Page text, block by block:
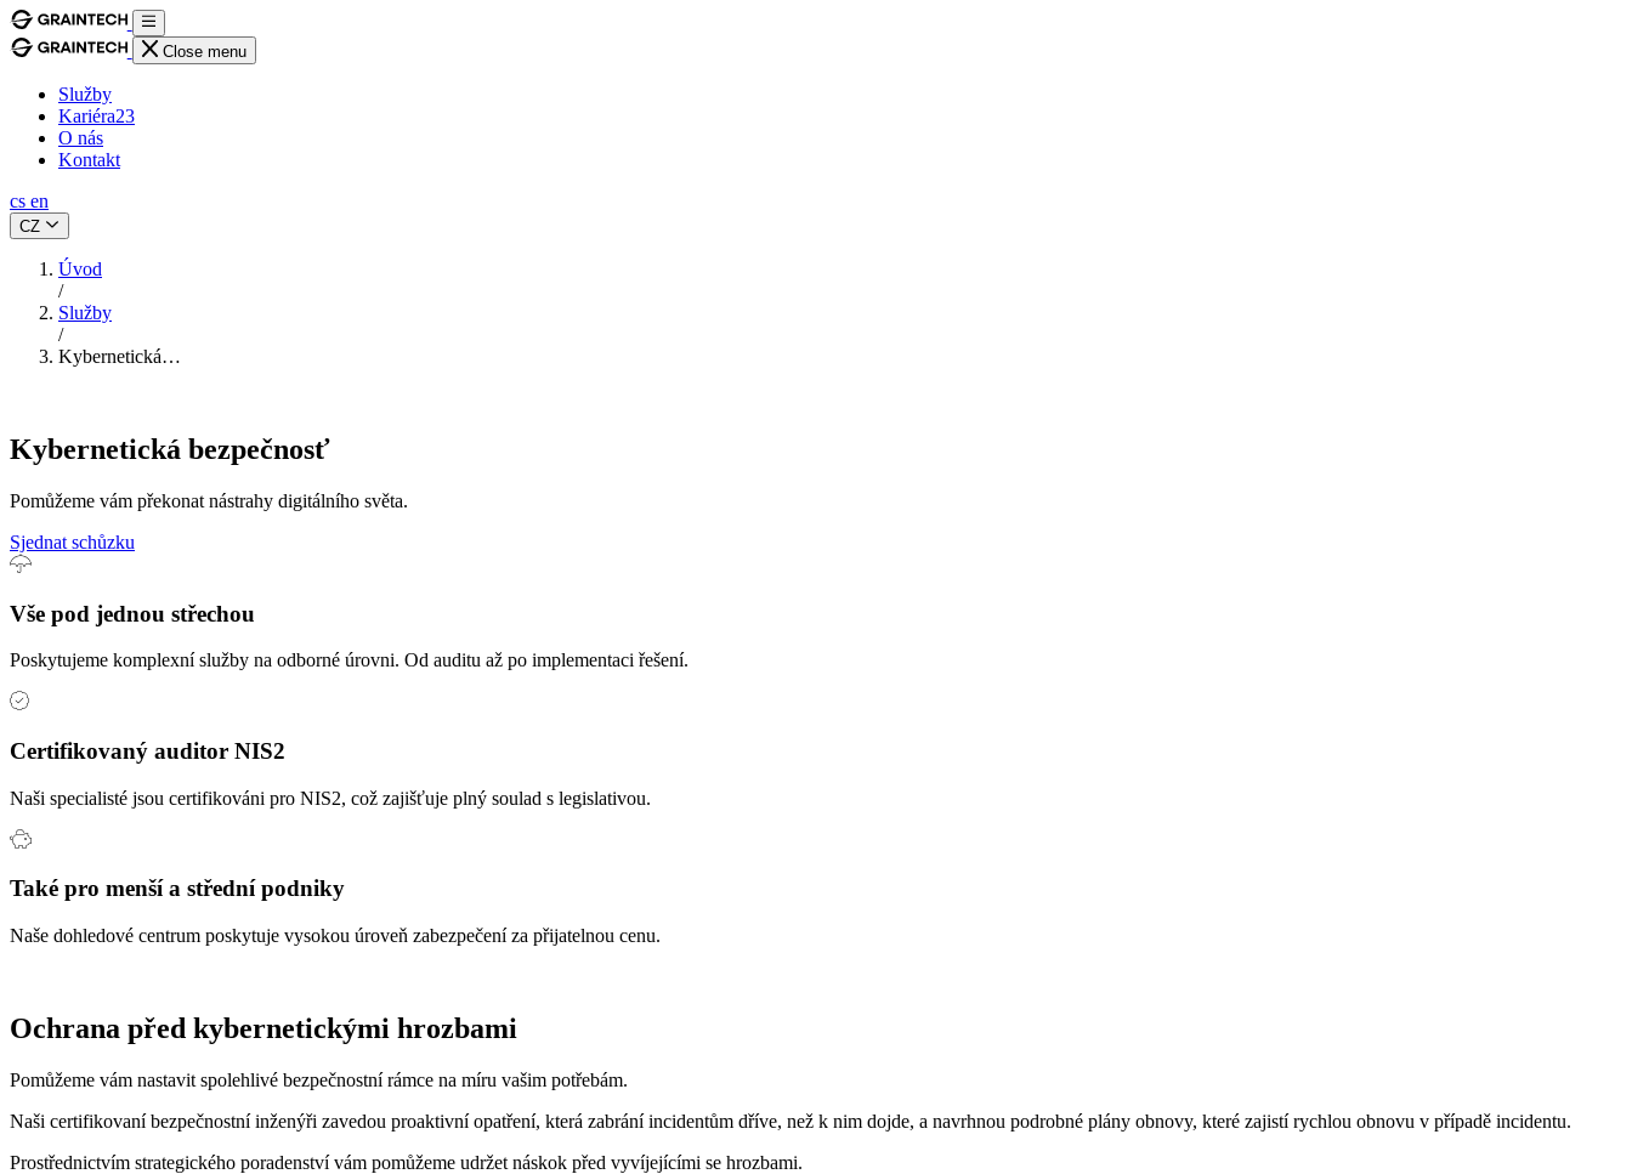
Close menu
Služby
Kariéra23
O nás
Kontakt
cs en
CZ
Úvod
/
Služby
/
Kybernetická…
Kybernetická bezpečnosť
Pomůžeme vám překonat nástrahy digitálního světa.
Sjednat schůzku
Vše pod jednou střechou
Poskytujeme komplexní služby na odborné úrovni. Od auditu až po implementaci řešení.
Certifikovaný auditor NIS2
Naši specialisté jsou certifikováni pro NIS2, což zajišťuje plný soulad s legislativou.
Také pro menší a střední podniky
Naše dohledové centrum poskytuje vysokou úroveň zabezpečení za přijatelnou cenu.
Ochrana před kybernetickými hrozbami
Pomůžeme vám nastavit spolehlivé bezpečnostní rámce na míru vašim potřebám.
Naši certifikovaní bezpečnostní inženýři zavedou proaktivní opatření, která zabrání incidentům dříve, než k nim dojde, a navrhnou podrobné plány obnovy, které zajistí rychlou obnovu v případě incidentu.
Prostřednictvím strategického poradenství vám pomůžeme udržet náskok před vyvíjejícími se hrozbami.